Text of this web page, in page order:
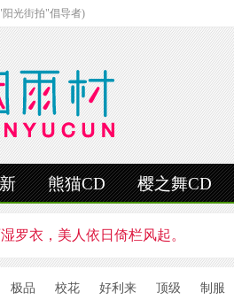
光街拍"倡导者)
熊猫CD 樱之舞CD
罗衣，美人依日倚栏风起。
红楼，美人徐步舞花楸。
极品 校花 好利来 顶级 制服